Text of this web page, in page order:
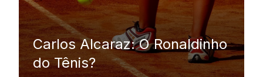
Carlos Alcaraz: O Ronaldinho
do Tênis?